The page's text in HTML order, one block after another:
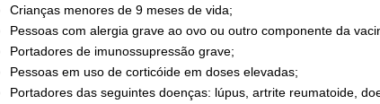
Crianças menores de 9 meses de vida;
Pessoas com alergia grave ao ovo ou outro componente da
Portadores de imunossupressão grave;
Pessoas em uso de corticóide em doses elevadas;
Portadores das seguintes doenças: lúpus, artrite reumatoide,